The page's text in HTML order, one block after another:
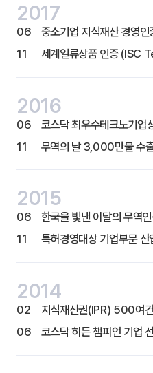
2017
06
중소기업 지식재산 경영인
11
세계일류상품 인증 (ISC
2016
06
코스닥 최우수테크노기업
11
무역의 날 3,000만불 수
2015
06
한국을 빛낸 이달의 무역
11
특허경영대상 기업부문
2014
02
지식재산권(IPR) 500여
06
코스닥 히든 챔피언 기업